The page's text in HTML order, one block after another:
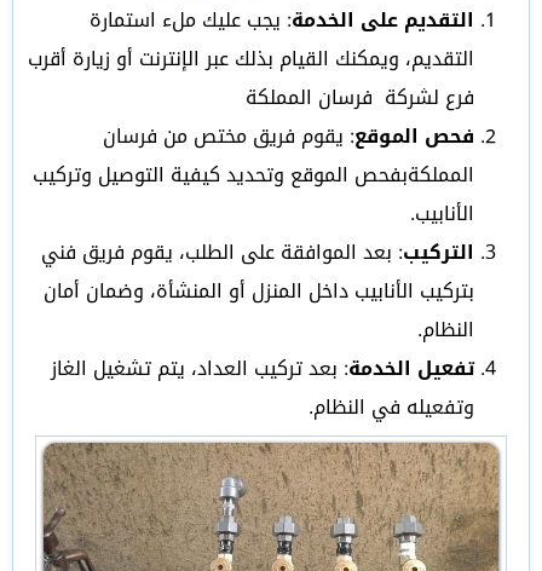
التقديم على الخدمة: يجب عليك ملء استمارة
التقديم، ويمكنك القيام بذلك عبر الإنترنت أو زيارة أقرب
فرع لشركة فرسان المملكة
فحص الموقع: يقوم فريق مختص من فرسان
المملكةبفحص الموقع وتحديد كيفية التوصيل وتركيب
الأنابيب.
التركيب: بعد الموافقة على الطلب، يقوم فريق فني
بتركيب الأنابيب داخل المنزل أو المنشأة، وضمان أمان
النظام.
تفعيل الخدمة: بعد تركيب العداد، يتم تشغيل الغاز
وتفعيله في النظام.